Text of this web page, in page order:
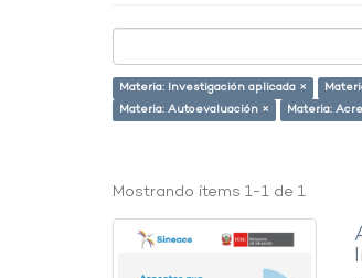
Materia: Investigación aplicada ×
Materia: Autoevaluación ×
Materia:
Mostrando ítems 1-1 de 1